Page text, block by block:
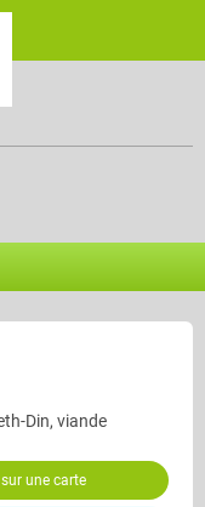
Din, viande
une carte